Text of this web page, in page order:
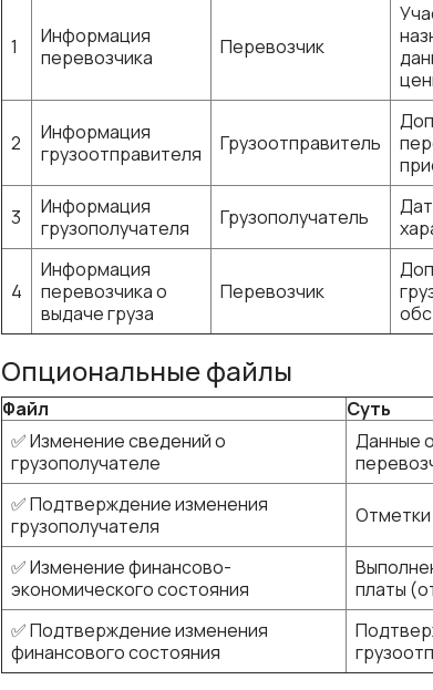
1
Информация
перевозчика
Перевозчик
2
Информация
грузоотправителя
Грузоотправитель
3
Информация
грузополучателя
Грузополучатель
4
Информация
перевозчика о
выдаче груза
Перевозчик
Опциональные файлы
Файл
Суть
✅ Изменение сведений о
грузополучателе
Данные
✅ Подтверждение изменения
грузополучателя
Отметки
✅ Изменение финансово-
экономического состояния
платы
✅ Подтверждение изменения
финансового состояния